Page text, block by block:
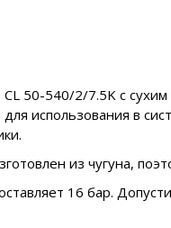
50-540/2/7.5K с
использования в
из чугуна,
16 бар.